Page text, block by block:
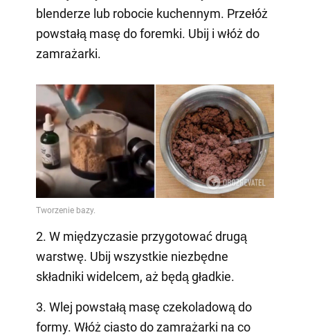
blenderze lub robocie kuchennym. Przełóż
powstałą masę do foremki. Ubij i włóż do
zamrażarki.
2. W międzyczasie przygotować drugą
warstwę. Ubij wszystkie niezbędne
składniki widelcem, aż będą gładkie.
3. Wlej powstałą masę czekoladową do
formy. Włóż ciasto do zamrażarki na co